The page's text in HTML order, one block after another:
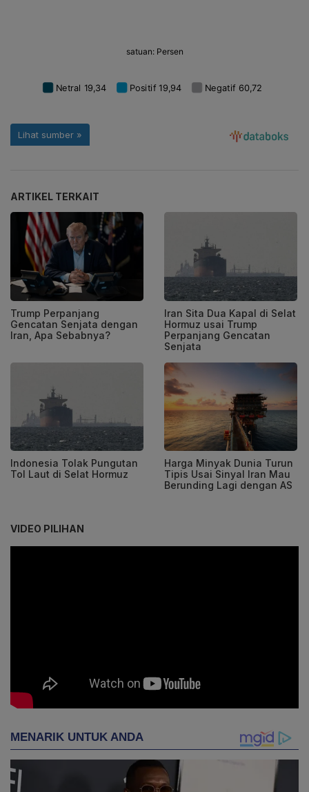
ARTIKEL TERKAIT
Trump Perpanjang
Gencatan Senjata dengan
Iran, Apa Sebabnya?
Iran Sita Dua Kapal di Selat
Hormuz usai Trump
Perpanjang Gencatan
Senjata
Indonesia Tolak Pungutan
Tol Laut di Selat Hormuz
Harga Minyak Dunia Turun
Tipis Usai Sinyal Iran Mau
Berunding Lagi dengan AS
VIDEO PILIHAN